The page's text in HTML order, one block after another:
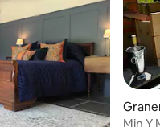
Min Y